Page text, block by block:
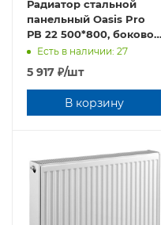
Радиатор стальной
панельный Oasis Pro
РВ 22 500*800, боковое
подключение
Есть в наличии: 27
5 917 ₽/шт
В корзину